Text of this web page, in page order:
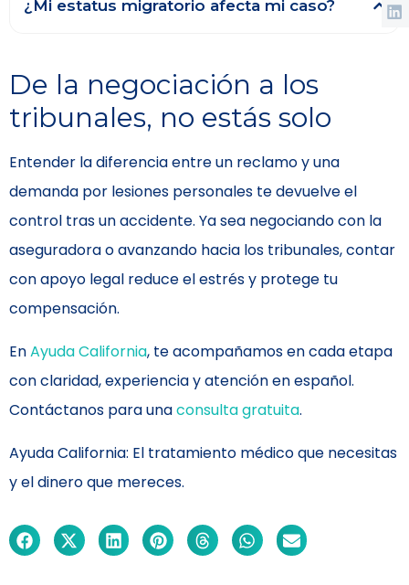
¿Mi estatus migratorio afecta mi caso?
De la negociación a los
tribunales, no estás solo
Entender la diferencia entre un reclamo y una
demanda por lesiones personales te devuelve el
control tras un accidente. Ya sea negociando con la
aseguradora o avanzando hacia los tribunales, contar
con apoyo legal reduce el estrés y protege tu
compensación.
EnAyuda California, te acompañamos en cada etapa
con claridad, experiencia y atención en español.
Contáctanos para unaconsulta gratuita.
Ayuda California: El tratamiento médico que necesitas
y el dinero que mereces.